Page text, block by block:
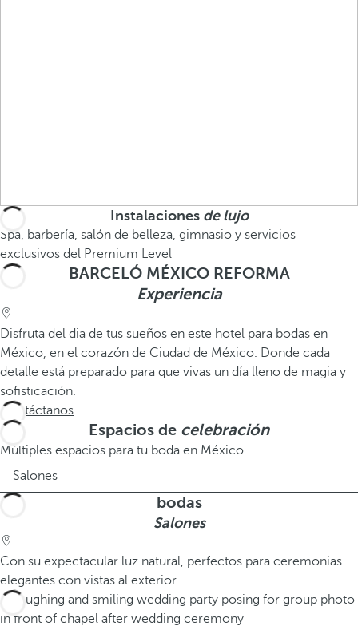
Instalacionesde lujo
Spa, barbería, salón de belleza, gimnasio y servicios
exclusivos del Premium Level
BARCELÓ MÉXICO REFORMA
Experiencia
Disfruta del dia de tus sueños en este hotel para bodas en
México, en el corazón de Ciudad de México. Donde cada
detalle está preparado para que vivas un día lleno de magia y
sofisticación.
Contáctanos
Espacios de celebración
Múltiples espacios para tu boda en México
Salones
bodas
Salones
Con su expectacular luz natural, perfectos para ceremonias
elegantes con vistas al exterior.